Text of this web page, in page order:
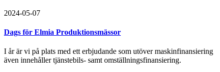
2024-05-07
Dags för Elmia Produktionsmässor
I år är vi på plats med ett erbjudande som utöver maskinfinansiering
även innehåller tjänstebils- samt omställningsfinansiering.